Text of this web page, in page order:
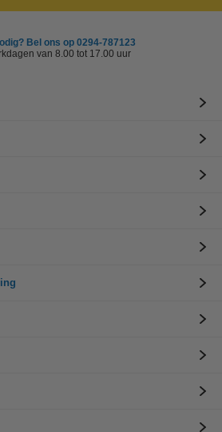
Bel ons op 0294-787123
van 8.00 tot 17.00 uur